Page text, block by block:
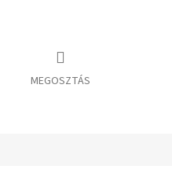
MEGOSZTÁS